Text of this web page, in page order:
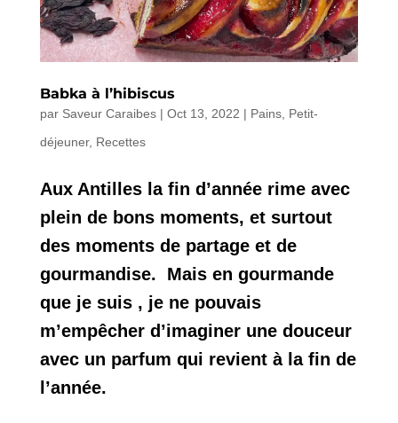
Babka à l’hibiscus
par Saveur Caraibes| Oct 13, 2022 | Pains, Petit-
déjeuner, Recettes
Aux Antilles la fin d’année rime avec
plein de bons moments, et surtout
des moments de partage et de
gourmandise. Mais en gourmande
que je suis , je ne pouvais
m’empêcher d’imaginer une douceur
avec un parfum qui revient à la fin de
l’année.